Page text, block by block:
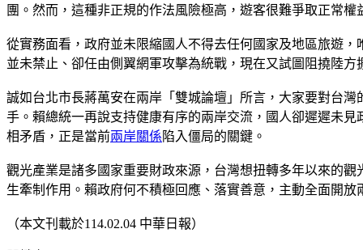
團。然而，這種非正規的作法風險極高，遊客很難爭取正常
從實務面看，政府並未限縮國人不得去任何國家及地區旅遊
並未禁止、卻任由側翼網軍攻擊為統戰，現在又試圖阻撓陸
誠如台北市長蔣萬安在兩岸「雙城論壇」所言，大家要對台
手。賴總統一再說支持健康有序的兩岸交流，國人卻遲遲未見
相矛盾，正是當前兩岸關係 陷入僵局的關鍵。
觀光產業是諸多國家重要財政來源，台灣想扭轉多年以來的
生牽制作用。賴政府何不積極回應、落實善意，主動全面開
（本文刊載於114.02.04 中華日報）